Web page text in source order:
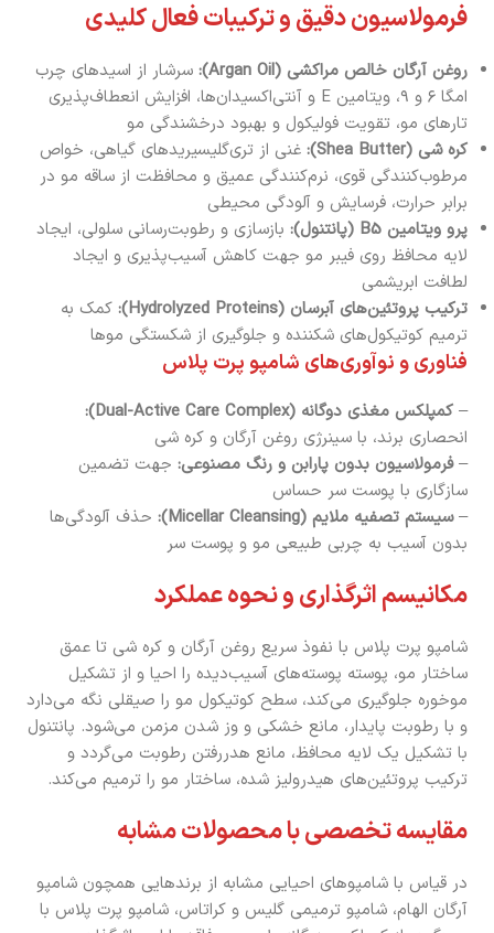
فرمولاسیون دقیق و ترکیبات فعال کلیدی
روغن آرگان خالص مراکشی (Argan Oil):
سرشار از اسیدهای چرب
امگا ۶ و ۹، ویتامین E و آنتی‌اکسیدان‌ها، افزایش انعطاف‌پذیری
تارهای مو، تقویت فولیکول و بهبود درخشندگی مو
کره شی (Shea Butter):
غنی از تری‌گلیسیریدهای گیاهی، خواص
مرطوب‌کنندگی قوی، نرم‌کنندگی عمیق و محافظت از ساقه مو در
برابر حرارت، فرسایش و آلودگی محیطی
پرو ویتامین B5 (پانتنول):
بازسازی و رطوبت‌رسانی سلولی، ایجاد
لایه محافظ روی فیبر مو جهت کاهش آسیب‌پذیری و ایجاد
لطافت ابریشمی
ترکیب پروتئین‌های آبرسان (Hydrolyzed Proteins):
کمک به
ترمیم کوتیکول‌های شکننده و جلوگیری از شکستگی موها
فناوری و نوآوری‌های شامپو پرت پلاس
– کمپلکس مغذی دوگانه (Dual-Active Care Complex):
انحصاری برند، با سینرژی روغن آرگان و کره شی
–فرمولاسیون بدون پارابن و رنگ مصنوعی: جهت تضمین
سازگاری با پوست سر حساس
–سیستم تصفیه ملایم (Micellar Cleansing):
حذف آلودگی‌ها
بدون آسیب به چربی طبیعی مو و پوست سر
مکانیسم اثرگذاری و نحوه عملکرد
شامپو پرت پلاس با نفوذ سریع روغن آرگان و کره شی تا عمق
ساختار مو، پوسته پوسته‌های آسیب‌دیده را احیا و از تشکیل
موخوره جلوگیری می‌کند، سطح کوتیکول مو را صیقلی نگه می‌دارد
و با رطوبت پایدار، مانع خشکی و وز شدن مزمن می‌شود. پانتنول
با تشکیل یک لایه محافظ، مانع هدررفتن رطوبت می‌گردد و
ترکیب پروتئین‌های هیدرولیز شده، ساختار مو را ترمیم می‌کند.
مقایسه تخصصی با محصولات مشابه
در قیاس با شامپوهای احیایی مشابه از برندهایی همچون شامپو
آرگان الهام، شامپو ترمیمی گلیس و کراتاس، شامپو پرت پلاس با